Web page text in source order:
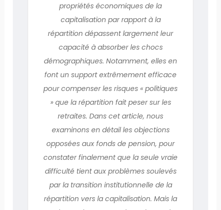
propriétés économiques de la
capitalisation par rapport à la
répartition dépassent largement leur
capacité à absorber les chocs
démographiques. Notamment, elles en
font un support extrêmement efficace
pour compenser les risques « politiques
» que la répartition fait peser sur les
retraites. Dans cet article, nous
examinons en détail les objections
opposées aux fonds de pension, pour
constater finalement que la seule vraie
difficulté tient aux problèmes soulevés
par la transition institutionnelle de la
répartition vers la capitalisation. Mais la